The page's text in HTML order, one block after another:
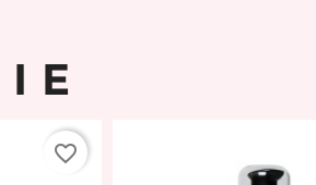
favorite_border